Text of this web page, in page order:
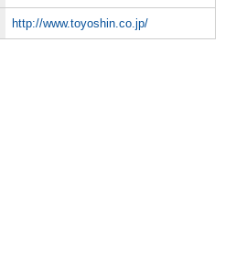
http://www.toyoshin.co.jp/